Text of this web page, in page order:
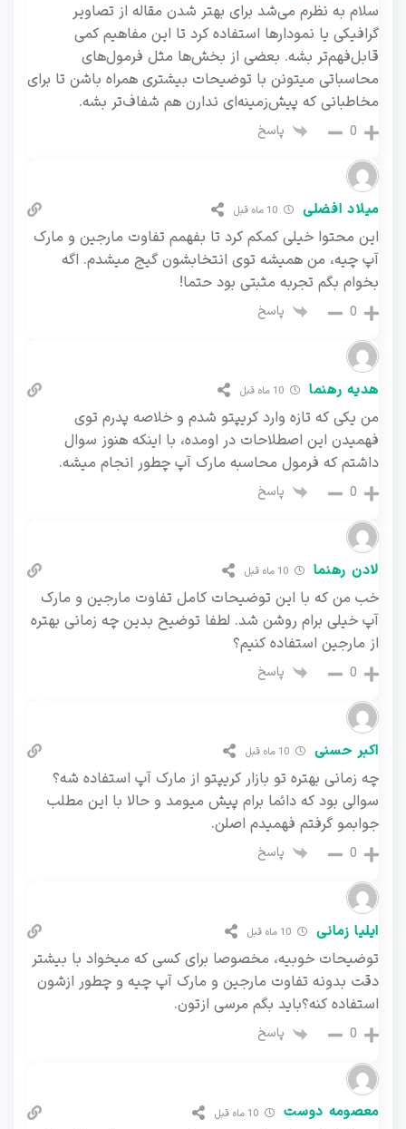
سلام به نظرم می‌شد برای بهتر شدن مقاله از تصاویر
گرافیکی یا نمودارها استفاده کرد تا این مفاهیم کمی
قابل‌فهم‌تر بشه. بعضی از بخش‌ها مثل فرمول‌های
محاسباتی میتونن با توضیحات بیشتری همراه باشن تا برای
مخاطبانی که پیش‌زمینه‌ای ندارن هم شفاف‌تر بشه.
0 پاسخ
میلاد افضلی
این محتوا خیلی کمکم کرد تا بفهمم تفاوت مارجین و مارک
آپ چیه، من همیشه توی انتخابشون گیج میشدم. اگه
بخوام بگم تجربه‌ مثبتی بود حتما!
0 پاسخ
هدیه رهنما
من یکی که تازه وارد کریپتو شدم و خلاصه پدرم توی
فهمیدن این اصطلاحات در اومده، با اینکه هنوز سوال
داشتم که فرمول محاسبه مارک آپ چطور انجام میشه.
0 پاسخ
لادن رهنما 10 ماه قبل
خب من که با این توضیحات کامل تفاوت مارجین و مارک
آپ خیلی برام روشن شد. لطفا توضیح بدین چه زمانی بهتره
از مارجین استفاده کنیم؟
0 پاسخ
اکبر حسنی 10 ماه قبل
چه زمانی بهتره تو بازار کریپتو از مارک آپ استفاده شه؟
سوالی بود که دائما برام پیش میومد و حالا با این مطلب
جوابمو گرفتم فهمیدم اصلن.
0 پاسخ
ایلیا زمانی
توضیحات خوبیه، مخصوصا برای کسی که میخواد با بیشتر
دقت بدونه تفاوت مارجین و مارک آپ چیه و چطور ازشون
استفاده کنه؟باید بگم مرسی ازتون.
0 پاسخ
معصومه دوست